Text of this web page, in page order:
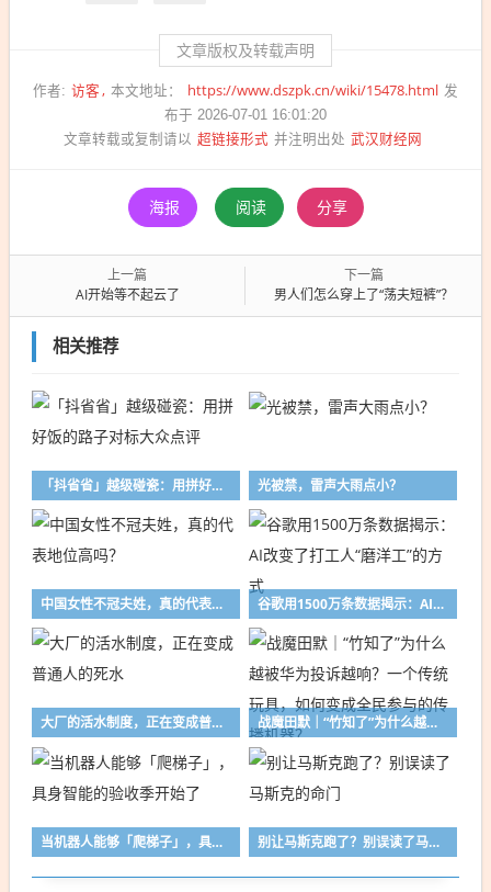
文章版权及转载声明
作者: 访客 本文地址： https://www.dszpk.cn/wiki/15478.html 发
布于 2026-07-01 16:01:20
文章转载或复制请以 超链接形式 并注明出处 武汉财经网
海报 阅读 分享
上一篇
AI开始等不起云了
下一篇
男人们怎么穿上了“荡夫短裤”？
相关推荐
「抖省省」越级碰瓷：用拼好饭的路子对标大众点评 光被禁，雷声大雨点小？
中国女性不冠夫姓，真的代表地位高吗？ 谷歌用1500万条数据揭示：AI改变了打工人“磨洋工”的方式
大厂的活水制度，正在变成普通人的死水 战魔田默｜“竹知了”为什么越被华为投诉越响？一个传统玩具，如何变成全民参与的传播机器？
当机器人能够「爬梯子」，具身智能的验收季开始了 别让马斯克跑了？别误读了马斯克的命门